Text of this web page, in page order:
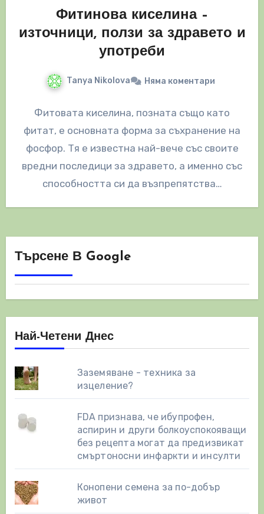
Фитинова киселина –
източници, ползи за здравето и
употреби
Tanya Nikolova Няма коментари
Фитовата киселина, позната също като
фитат, е основната форма за съхранение на
фосфор. Тя е известна най-вече със своите
вредни последици за здравето, а именно със
способността си да възпрепятства…
Търсене В Google
Най-Четени Днес
Заземяване - техника за
изцеление?
FDA признава, че ибупрофен,
аспирин и други болкоуспокояващи
без рецепта могат да предизвикат
смъртоносни инфаркти и инсулти
Конопени семена за по-добър
живот